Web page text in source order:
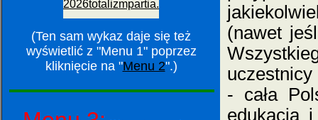
(Ten sam wykaz daje się też
wyświetlić z "Menu 1" poprzez
kliknięcie na "Menu 2".)
(nawet
- cała
edukacja